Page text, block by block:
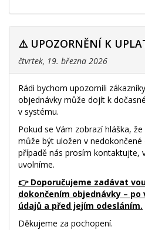
⚠️ UPOZORNĚNÍ K
čtvrtek, 19. března 2026
Rádi bychom upozornili
objednávky může dojít k
v systému.
Pokud se Vám zobrazí hláška,
může být uložen v nedokončené
případě nás prosím kontaktujte,
uvolníme.
👉 Doporučujeme zadávat
dokončením objednávky –
údajů a před jejím odesláním.
Děkujeme za pochopení.